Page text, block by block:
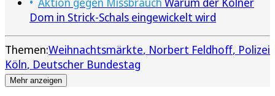
Dom in Strick-Schals eingewickelt wird
Themen:Weihnachtsmärkte Norbert Feldhoff Polizei
Köln Deutscher Bundestag
Mehr anzeigen